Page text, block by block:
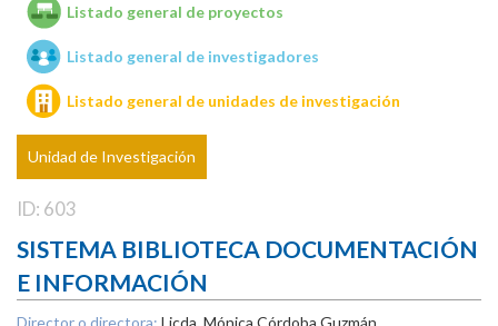
Unidades de investigación
Listado general de proyectos
Listado general de investigadores
Listado general de unidades de investigación
Unidad de Investigación
ID: 603
SISTEMA BIBLIOTECA DOCUMENTACIÓN
E INFORMACIÓN
Director o directora: Licda. Mónica Córdoba Guzmán